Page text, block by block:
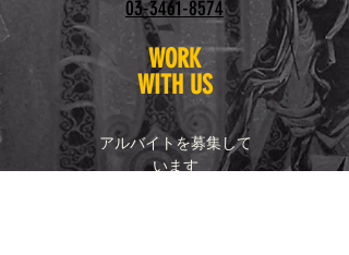
03-3461-8574
WORK
WITH US
アルバイトを募集して
います